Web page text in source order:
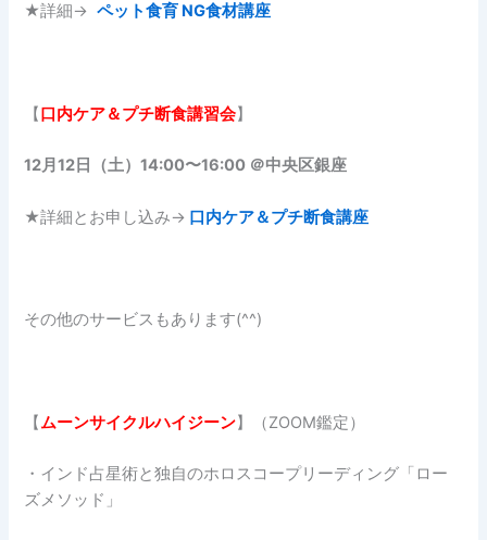
★詳細→ペット食育 NG食材講座
【口内ケア＆プチ断食講習会】
12月12日（土）14:00〜16:00 ＠中央区銀座
★詳細とお申し込み→ 口内ケア＆プチ断食講座
その他のサービスもあります(^^)
【ムーンサイクルハイジーン】（ZOOM鑑定）
・インド占星術と独自のホロスコープリーディング「ロー
ズメソッド」